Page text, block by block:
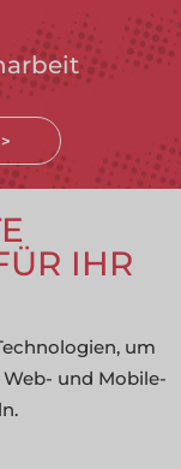
IHR
um
und Mobile-